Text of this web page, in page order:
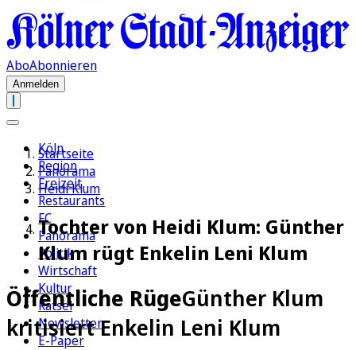
AboAbonnieren
Anmelden
Köln
Region
Freizeit
Restaurants
FC
Panorama
Politik
Wirtschaft
Kultur
Rätsel
Newsletter
E-Paper
Startseite
Panorama
Heidi Klum
Tochter von Heidi Klum: Günther
Klum rügt Enkelin Leni Klum
Öffentliche RügeGünther Klum
kritisiert Enkelin Leni Klum